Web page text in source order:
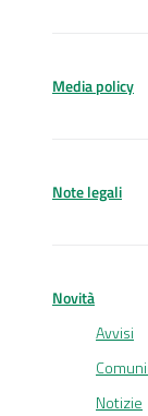
Media policy
Note legali
Novità
Avvisi
Notizie